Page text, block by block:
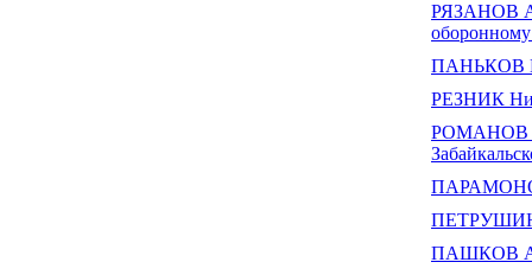
РЯЗАНОВ
оборонному
ПАНЬКОВ
РЕЗНИК
РОМАНОВ
ПЕТРУШИН
ПАШКОВ